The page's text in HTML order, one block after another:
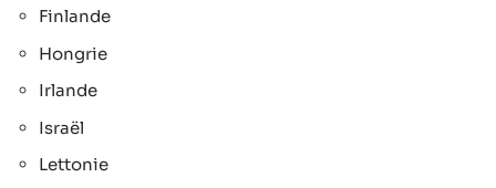
Finlande
Hongrie
Irlande
Israël
Lettonie